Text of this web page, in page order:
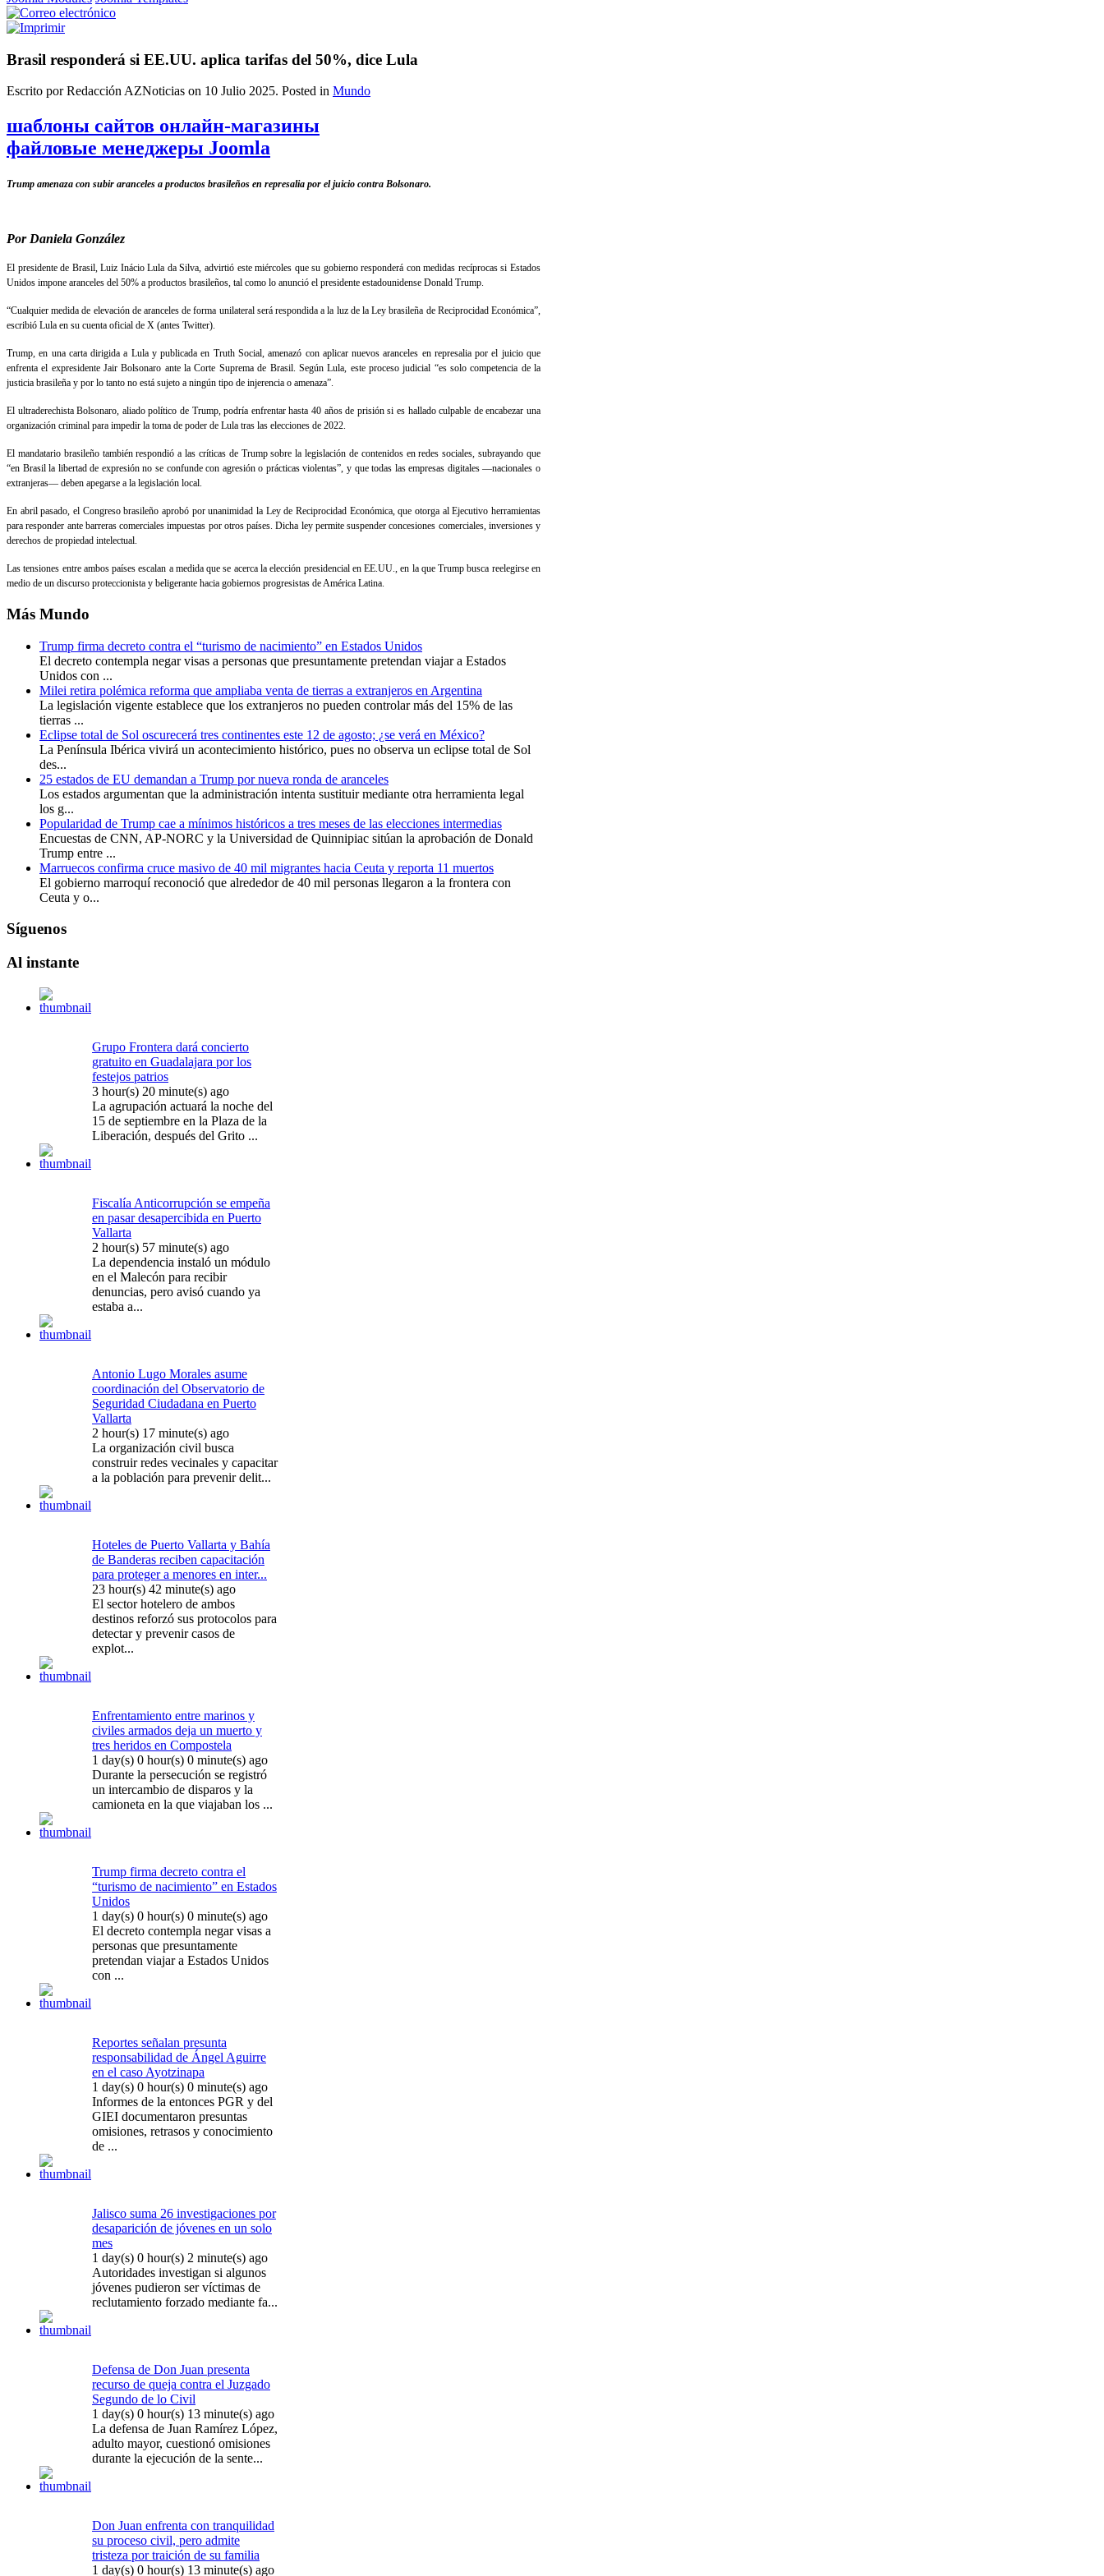
Brasil responderá si EE.UU. aplica tarifas del 50%, dice Lula
Escrito por Redacción AZNoticias on 10 Julio 2025. Posted in Mundo
шаблоны сайтов онлайн-магазины
файловые менеджеры Joomla
Trump amenaza con subir aranceles a productos brasileños en represalia por el juicio contra Bolsonaro.
Por Daniela González
El presidente de Brasil, Luiz Inácio Lula da Silva, advirtió este miércoles que su gobierno responderá con medidas recíprocas si Estados
Unidos impone aranceles del 50% a productos brasileños, tal como lo anunció el presidente estadounidense Donald Trump.
“Cualquier medida de elevación de aranceles de forma unilateral será respondida a la luz de la Ley brasileña de Reciprocidad Económica”,
escribió Lula en su cuenta oficial de X (antes Twitter).
Trump, en una carta dirigida a Lula y publicada en Truth Social, amenazó con aplicar nuevos aranceles en represalia por el juicio que
enfrenta el expresidente Jair Bolsonaro ante la Corte Suprema de Brasil. Según Lula, este proceso judicial “es solo competencia de la
justicia brasileña y por lo tanto no está sujeto a ningún tipo de injerencia o amenaza”.
El ultraderechista Bolsonaro, aliado político de Trump, podría enfrentar hasta 40 años de prisión si es hallado culpable de encabezar una
organización criminal para impedir la toma de poder de Lula tras las elecciones de 2022.
El mandatario brasileño también respondió a las críticas de Trump sobre la legislación de contenidos en redes sociales, subrayando que
“en Brasil la libertad de expresión no se confunde con agresión o prácticas violentas”, y que todas las empresas digitales —nacionales o
extranjeras— deben apegarse a la legislación local.
En abril pasado, el Congreso brasileño aprobó por unanimidad la Ley de Reciprocidad Económica, que otorga al Ejecutivo herramientas
para responder ante barreras comerciales impuestas por otros países. Dicha ley permite suspender concesiones comerciales, inversiones y
derechos de propiedad intelectual.
Las tensiones entre ambos países escalan a medida que se acerca la elección presidencial en EE.UU., en la que Trump busca reelegirse en
medio de un discurso proteccionista y beligerante hacia gobiernos progresistas de América Latina.
Más Mundo
Trump firma decreto contra el “turismo de nacimiento” en Estados Unidos
El decreto contempla negar visas a personas que presuntamente pretendan viajar a Estados
Unidos con ...
Milei retira polémica reforma que ampliaba venta de tierras a extranjeros en Argentina
La legislación vigente establece que los extranjeros no pueden controlar más del 15% de las
tierras ...
Eclipse total de Sol oscurecerá tres continentes este 12 de agosto; ¿se verá en México?
La Península Ibérica vivirá un acontecimiento histórico, pues no observa un eclipse total de Sol
des...
25 estados de EU demandan a Trump por nueva ronda de aranceles
Los estados argumentan que la administración intenta sustituir mediante otra herramienta legal
los g...
Popularidad de Trump cae a mínimos históricos a tres meses de las elecciones intermedias
Encuestas de CNN, AP-NORC y la Universidad de Quinnipiac sitúan la aprobación de Donald
Trump entre ...
Marruecos confirma cruce masivo de 40 mil migrantes hacia Ceuta y reporta 11 muertos
El gobierno marroquí reconoció que alrededor de 40 mil personas llegaron a la frontera con
Ceuta y o...
Síguenos
Al instante
Grupo Frontera dará concierto
gratuito en Guadalajara por los
festejos patrios
3 hour(s) 20 minute(s) ago
La agrupación actuará la noche del
15 de septiembre en la Plaza de la
Liberación, después del Grito ...
Fiscalía Anticorrupción se empeña
en pasar desapercibida en Puerto
Vallarta
2 hour(s) 57 minute(s) ago
La dependencia instaló un módulo
en el Malecón para recibir
denuncias, pero avisó cuando ya
estaba a...
Antonio Lugo Morales asume
coordinación del Observatorio de
Seguridad Ciudadana en Puerto
Vallarta
2 hour(s) 17 minute(s) ago
La organización civil busca
construir redes vecinales y capacitar
a la población para prevenir delit...
Hoteles de Puerto Vallarta y Bahía
de Banderas reciben capacitación
para proteger a menores en inter...
23 hour(s) 42 minute(s) ago
El sector hotelero de ambos
destinos reforzó sus protocolos para
detectar y prevenir casos de
explot...
Enfrentamiento entre marinos y
civiles armados deja un muerto y
tres heridos en Compostela
1 day(s) 0 hour(s) 0 minute(s) ago
Durante la persecución se registró
un intercambio de disparos y la
camioneta en la que viajaban los ...
Trump firma decreto contra el
“turismo de nacimiento” en Estados
Unidos
1 day(s) 0 hour(s) 0 minute(s) ago
El decreto contempla negar visas a
personas que presuntamente
pretendan viajar a Estados Unidos
con ...
Reportes señalan presunta
responsabilidad de Ángel Aguirre
en el caso Ayotzinapa
1 day(s) 0 hour(s) 0 minute(s) ago
Informes de la entonces PGR y del
GIEI documentaron presuntas
omisiones, retrasos y conocimiento
de ...
Jalisco suma 26 investigaciones por
desaparición de jóvenes en un solo
mes
1 day(s) 0 hour(s) 2 minute(s) ago
Autoridades investigan si algunos
jóvenes pudieron ser víctimas de
reclutamiento forzado mediante fa...
Defensa de Don Juan presenta
recurso de queja contra el Juzgado
Segundo de lo Civil
1 day(s) 0 hour(s) 13 minute(s) ago
La defensa de Juan Ramírez López,
adulto mayor, cuestionó omisiones
durante la ejecución de la sente...
Don Juan enfrenta con tranquilidad
su proceso civil, pero admite
tristeza por traición de su familia
1 day(s) 0 hour(s) 13 minute(s) ago